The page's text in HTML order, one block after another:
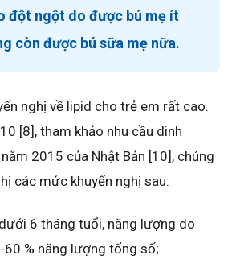
đột ngột do được bú mẹ ít
còn được bú sữa mẹ nữa.
nghị về lipid cho trẻ em rất cao.
[8], tham khảo nhu cầu dinh
2015 của Nhật Bản [10], chúng
các mức khuyến nghị sau:
6 tháng tuổi, năng lượng do
% năng lượng tổng số;